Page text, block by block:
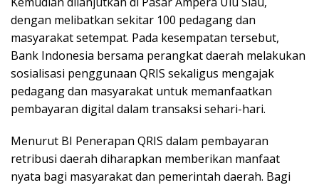
dengan melibatkan sekitar 100 pedagang dan
masyarakat setempat. Pada kesempatan tersebut,
Bank Indonesia bersama perangkat daerah melakukan
sosialisasi penggunaan QRIS sekaligus mengajak
pedagang dan masyarakat untuk memanfaatkan
pembayaran digital dalam transaksi sehari-hari.
Menurut BI Penerapan QRIS dalam pembayaran
retribusi daerah diharapkan memberikan manfaat
nyata bagi masyarakat dan pemerintah daerah. Bagi